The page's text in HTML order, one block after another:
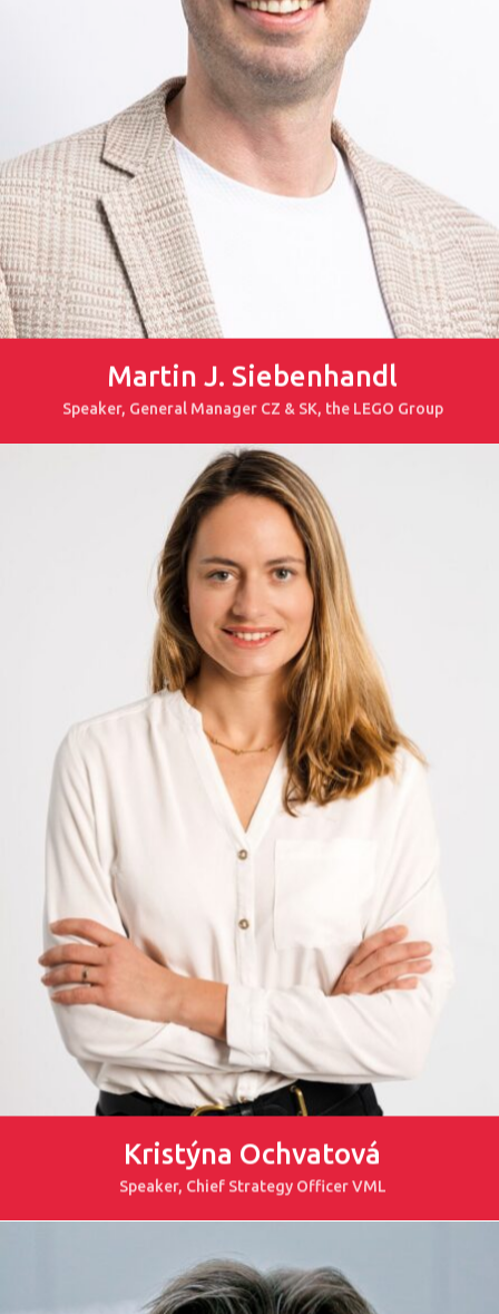
Martin J. Siebenhandl
Speaker, General Manager CZ & SK, the LEGO Group
Kristýna Ochvatová
Speaker, Chief Strategy Officer VML